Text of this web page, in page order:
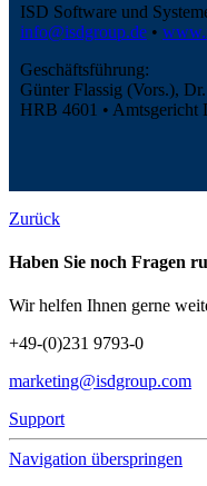
ISD Software und
info@isdgroup.de •
Geschäftsführung:
Günter Flassig (Vors.),
HRB 4601 •
Zurück
Haben Sie noch Fragen
Wir helfen Ihnen gerne
+49-(0)231 9793-0
marketing@isdgroup.com
Support
Navigation überspringen